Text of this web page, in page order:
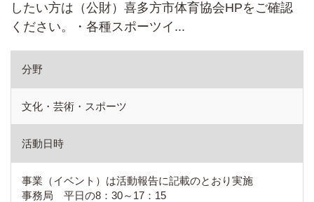
したい方は（公財）喜多方市体育協会HPをご確認
ください。・各種スポーツイ...
分野
文化・芸術・スポーツ
活動日時
事業（イベント）は活動報告に記載のとおり実施
事務局 平日の8：30～17：15